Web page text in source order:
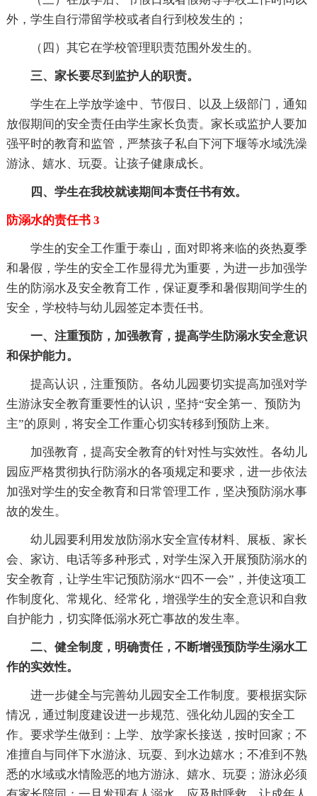
外，学生自行滞留学校或者自行到校发生的；
（四）其它在学校管理职责范围外发生的。
三、家长要尽到监护人的职责。
学生在上学放学途中、节假日、以及上级部门，通知
放假期间的安全责任由学生家长负责。家长或监护人要加
强平时的教育和监管，严禁孩子私自下河下堰等水域洗澡
游泳、嬉水、玩耍。让孩子健康成长。
四、学生在我校就读期间本责任书有效。
防溺水的责任书 3
学生的安全工作重于泰山，面对即将来临的炎热夏季
和暑假，学生的安全工作显得尤为重要，为进一步加强学
生的防溺水及安全教育工作，保证夏季和暑假期间学生的
安全，学校特与幼儿园签定本责任书。
一、注重预防，加强教育，提高学生防溺水安全意识
和保护能力。
提高认识，注重预防。各幼儿园要切实提高加强对学
生游泳安全教育重要性的认识，坚持“安全第一、预防为
主”的原则，将安全工作重心切实转移到预防上来。
加强教育，提高安全教育的针对性与实效性。各幼儿
园应严格贯彻执行防溺水的各项规定和要求，进一步依法
加强对学生的安全教育和日常管理工作，坚决预防溺水事
故的发生。
幼儿园要利用发放防溺水安全宣传材料、展板、家长
会、家访、电话等多种形式，对学生深入开展预防溺水的
安全教育，让学生牢记预防溺水“四不一会”，并使这项工
作制度化、常规化、经常化，增强学生的安全意识和自救
自护能力，切实降低溺水死亡事故的发生率。
二、健全制度，明确责任，不断增强预防学生溺水工
作的实效性。
进一步健全与完善幼儿园安全工作制度。要根据实际
情况，通过制度建设进一步规范、强化幼儿园的安全工
作。要求学生做到：上学、放学家长接送，按时回家；不
准擅自与同伴下水游泳、玩耍、到水边嬉水；不准到不熟
悉的水域或水情险恶的地方游泳、嬉水、玩耍；游泳必须